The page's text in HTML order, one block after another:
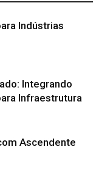
Indústrias
Integrando
Infraestrutura
Ascendente